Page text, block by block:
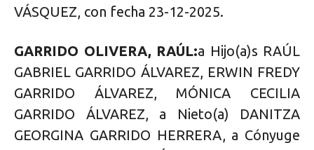
VÁSQUEZ, con fecha 23-12-2025.
GARRIDO OLIVERA, RAÚL:a Hijo(a)s RAÚL
GABRIEL GARRIDO ÁLVAREZ, ERWIN FREDY
GARRIDO ÁLVAREZ, MÓNICA CECILIA
GARRIDO ÁLVAREZ, a Nieto(a) DANITZA
GEORGINA GARRIDO HERRERA, a Cónyuge